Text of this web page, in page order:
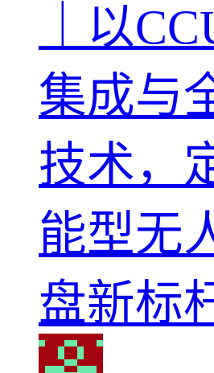
｜以
集成与
技术，
能型无
盘新标